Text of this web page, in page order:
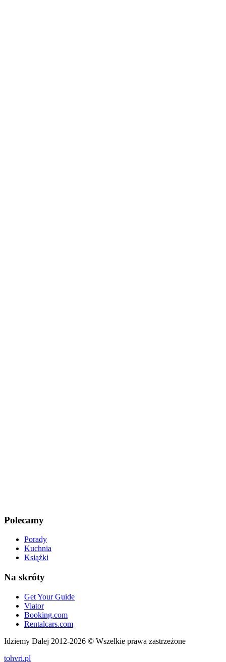
Polecamy
Porady
Kuchnia
Książki
Na skróty
Get Your Guide
Viator
Booking.com
Rentalcars.com
Idziemy Dalej 2012-2026 © Wszelkie prawa zastrzeżone
tohvri.pl